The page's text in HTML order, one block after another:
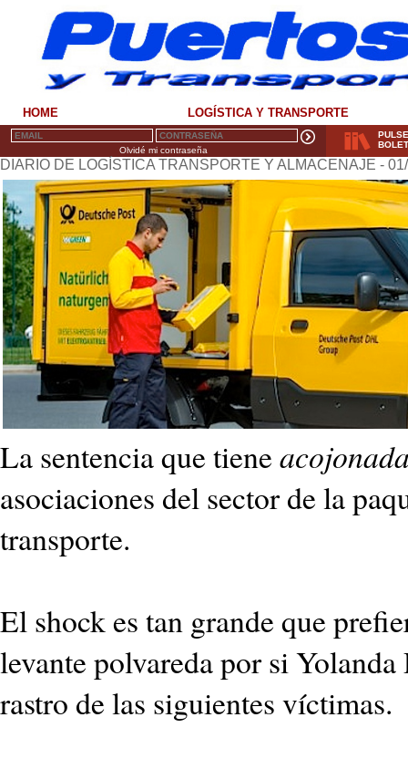
HOME LOGÍSTICA Y TRANSPORTE
Olvidé mi contraseña
DIARIO DE LOGÍSTICA TRANSPORTE Y ALMACENAJE -
La sentencia que tiene
asociaciones del sector de la
transporte.
El shock es tan grande que
levante polvareda por si
rastro de las siguientes víctimas.